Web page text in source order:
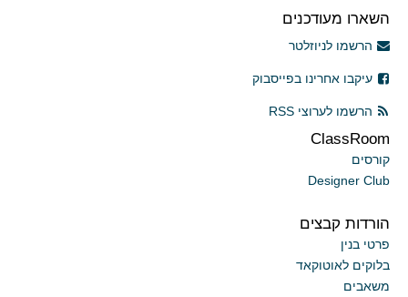
השארו מעודכנים
הרשמו לניוזלטר
עיקבו אחרינו בפייסבוק
הרשמו לערוצי RSS
ClassRoom
קורסים
Designer Club
הורדות קבצים
פרטי בנין
בלוקים לאוטוקאד
משאבים